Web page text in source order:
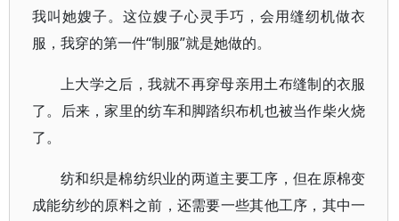
我叫她嫂子。这位嫂子心灵手巧，会用缝纫机做衣
服，我穿的第一件“制服”就是她做的。
上大学之后，我就不再穿母亲用土布缝制的衣服
了。后来，家里的纺车和脚踏织布机也被当作柴火烧
了。
纺和织是棉纺织业的两道主要工序，但在原棉变
成能纺纱的原料之前，还需要一些其他工序，其中一